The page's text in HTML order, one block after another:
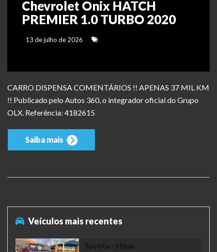
Chevrolet Onix HATCH
PREMIER 1.0 TURBO 2020
13 de julho de 2026
CARRO DISPENSA COMENTÁRIOS !! APENAS 37 MIL KM
!! Publicado pelo Autos 360, o integrador oficial do Grupo
OLX. Referência: 4182615
Saiba mais
Veículos mais recentes
Toyota - Hilux